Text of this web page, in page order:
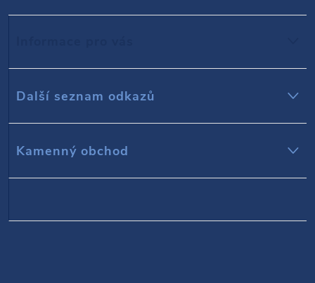
p
Další seznam odkazů
Kamenný obchod